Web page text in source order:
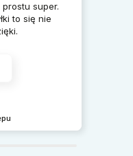
prostu super.
to się nie